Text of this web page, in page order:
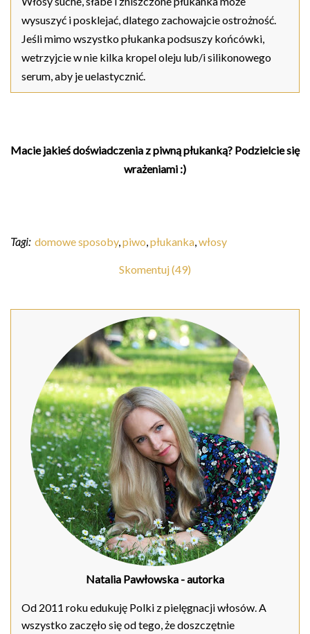
wysuszyć i posklejać, dlatego zachowajcie ostrożność.
Jeśli mimo wszystko płukanka podsuszy końcówki,
wetrzyjcie w nie kilka kropel oleju lub/i silikonowego
serum, aby je uelastycznić.
Macie jakieś doświadczenia z piwną płukanką? Podzielcie się
wrażeniami :)
Tagi: domowe sposoby,piwo,płukanka,włosy
Skomentuj (49)
Natalia Pawłowska - autorka
Od 2011 roku edukuję Polki z pielęgnacji włosów. A
wszystko zaczęło się od tego, że doszczętnie